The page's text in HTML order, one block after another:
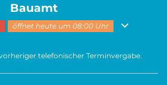
Bauamt
Öffnungs- oder Schließzeiten auszublenden
öffnet heute um 08:00 Uhr
telefonischer Terminvergabe.